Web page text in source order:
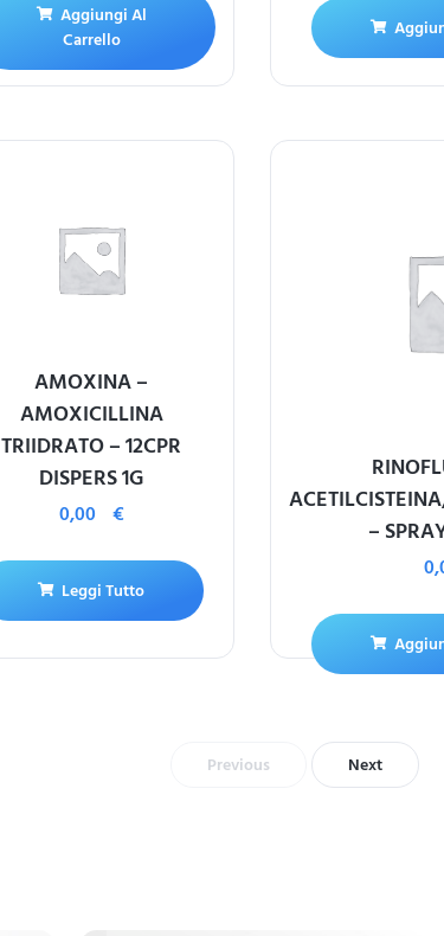
Aggiungi Al
Carrello
AMOXINA –
AMOXICILLINA
TRIIDRATO – 12CPR
DISPERS 1G
0,00 €
Leggi Tutto
–
Previous Next